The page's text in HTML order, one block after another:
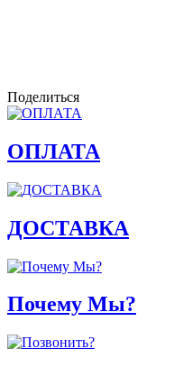
Поделиться
ОПЛАТА
ДОСТАВКА
Почему Мы?